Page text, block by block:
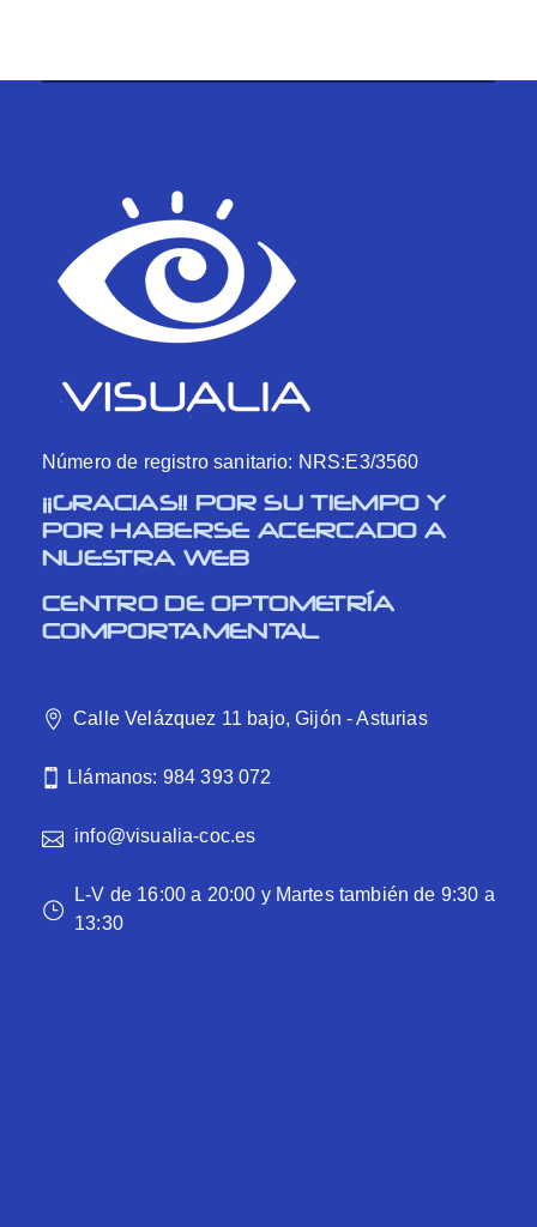
Número de registro sanitario: NRS:E3/3560
¡¡GRACIAS!! POR SU TIEMPO Y
POR HABERSE ACERCADO A
NUESTRA WEB
CENTRO DE OPTOMETRÍA
COMPORTAMENTAL
Calle Velázquez 11 bajo, Gijón - Asturias
Llámanos: 984 393 072
info@visualia-coc.es
L-V de 16:00 a 20:00 y Martes también de 9:30 a
13:30